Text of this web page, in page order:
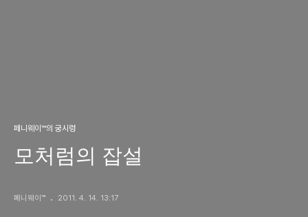
페니웨이™의 궁시렁
모처럼의 잡설
페니웨이™ 2011. 4. 14. 13:17